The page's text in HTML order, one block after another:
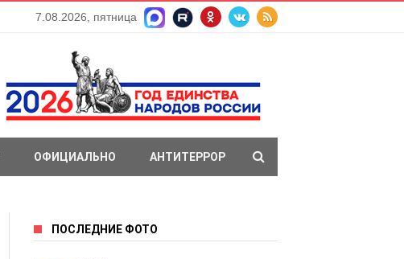
7.08.2026, пятница
ОФИЦИАЛЬНО АНТИТЕРРОР
ПОСЛЕДНИЕ ФОТО